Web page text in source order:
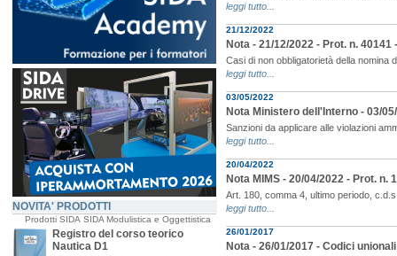
NOVITA' PRODOTTI
Prodotti SIDA SIDA Modulistica e Oggettistica
Registro del corso teorico
Nautica D1
leggi tutto...
21/12/2022
Nota - 21/12/2022 - Prot. n.
Casi di non obbligatorietà della nomina
leggi tutto...
03/05/2022
Nota Ministero dell'Interno - 03/
Sanzioni da applicare alle violazioni
leggi tutto...
20/04/2022
Nota MIMS - 20/04/2022 - Prot.
Art. 180, comma 4, ultimo periodo,
leggi tutto...
26/01/2017
Nota - 26/01/2017 - Codici unionali